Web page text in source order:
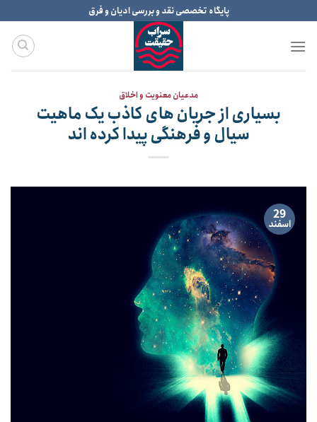
to
content
پایگاه تخصصی نقد و بررسی ادیان و فرق
مدعیان معنویت و اخلاق
بسیاری از جریان های کاذب یک ماهیت
سیال و فرهنگی پیدا کرده اند
29
اسفند